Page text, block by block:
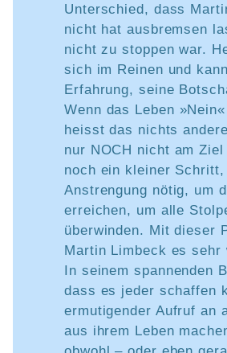
Unterschied, dass
nicht hat ausbremsen
nicht zu stoppen war.
sich im Reinen und
Erfahrung, seine
Wenn das Leben
heisst das nichts
nur NOCH nicht am
noch ein kleiner
Anstrengung nötig, um
erreichen, um alle
überwinden. Mit dieser
Martin Limbeck es sehr
In seinem spannenden
dass es jeder schaffen
ermutigender Aufruf an
aus ihrem Leben